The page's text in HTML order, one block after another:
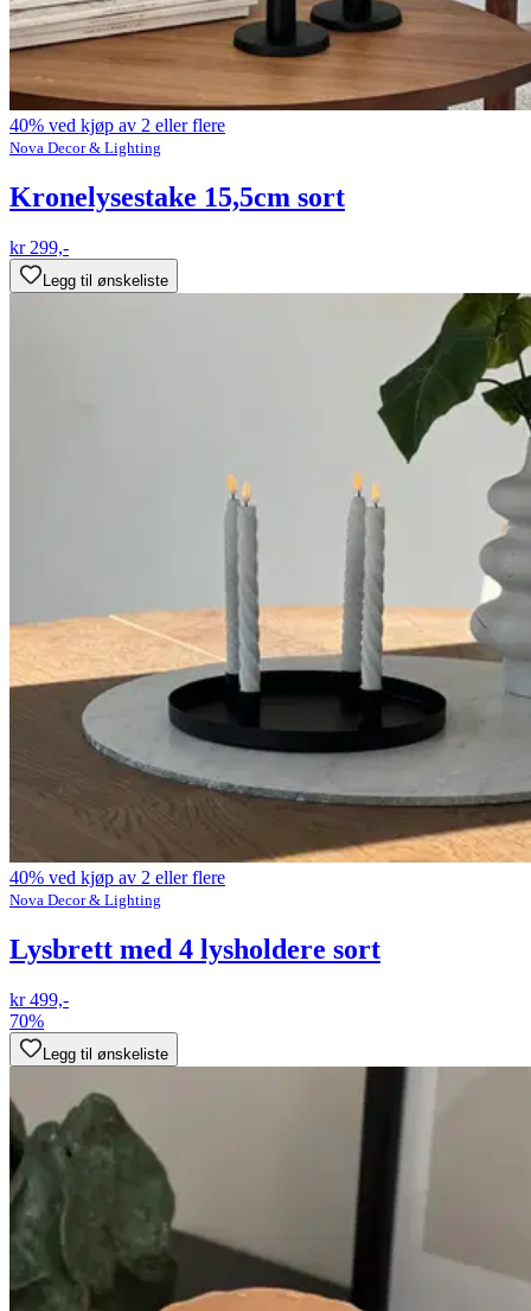
40% ved kjøp av 2 eller flere
Nova Decor & Lighting
Kronelysestake 15,5cm sort
kr 299,-
Legg til ønskeliste
40% ved kjøp av 2 eller flere
Nova Decor & Lighting
Lysbrett med 4 lysholdere sort
kr 499,-
70%
Legg til ønskeliste